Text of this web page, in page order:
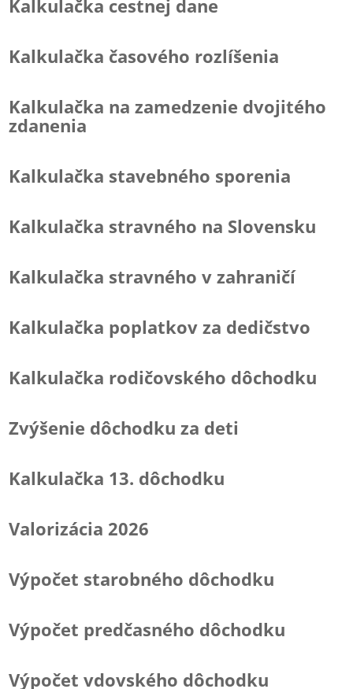
Kalkulačka cestnej dane
Kalkulačka časového rozlíšenia
Kalkulačka na zamedzenie dvojitého
zdanenia
Kalkulačka stavebného sporenia
Kalkulačka stravného na Slovensku
Kalkulačka stravného v zahraničí
Kalkulačka poplatkov za dedičstvo
Kalkulačka rodičovského dôchodku
Zvýšenie dôchodku za deti
Kalkulačka 13. dôchodku
Valorizácia 2026
Výpočet starobného dôchodku
Výpočet predčasného dôchodku
Výpočet vdovského dôchodku